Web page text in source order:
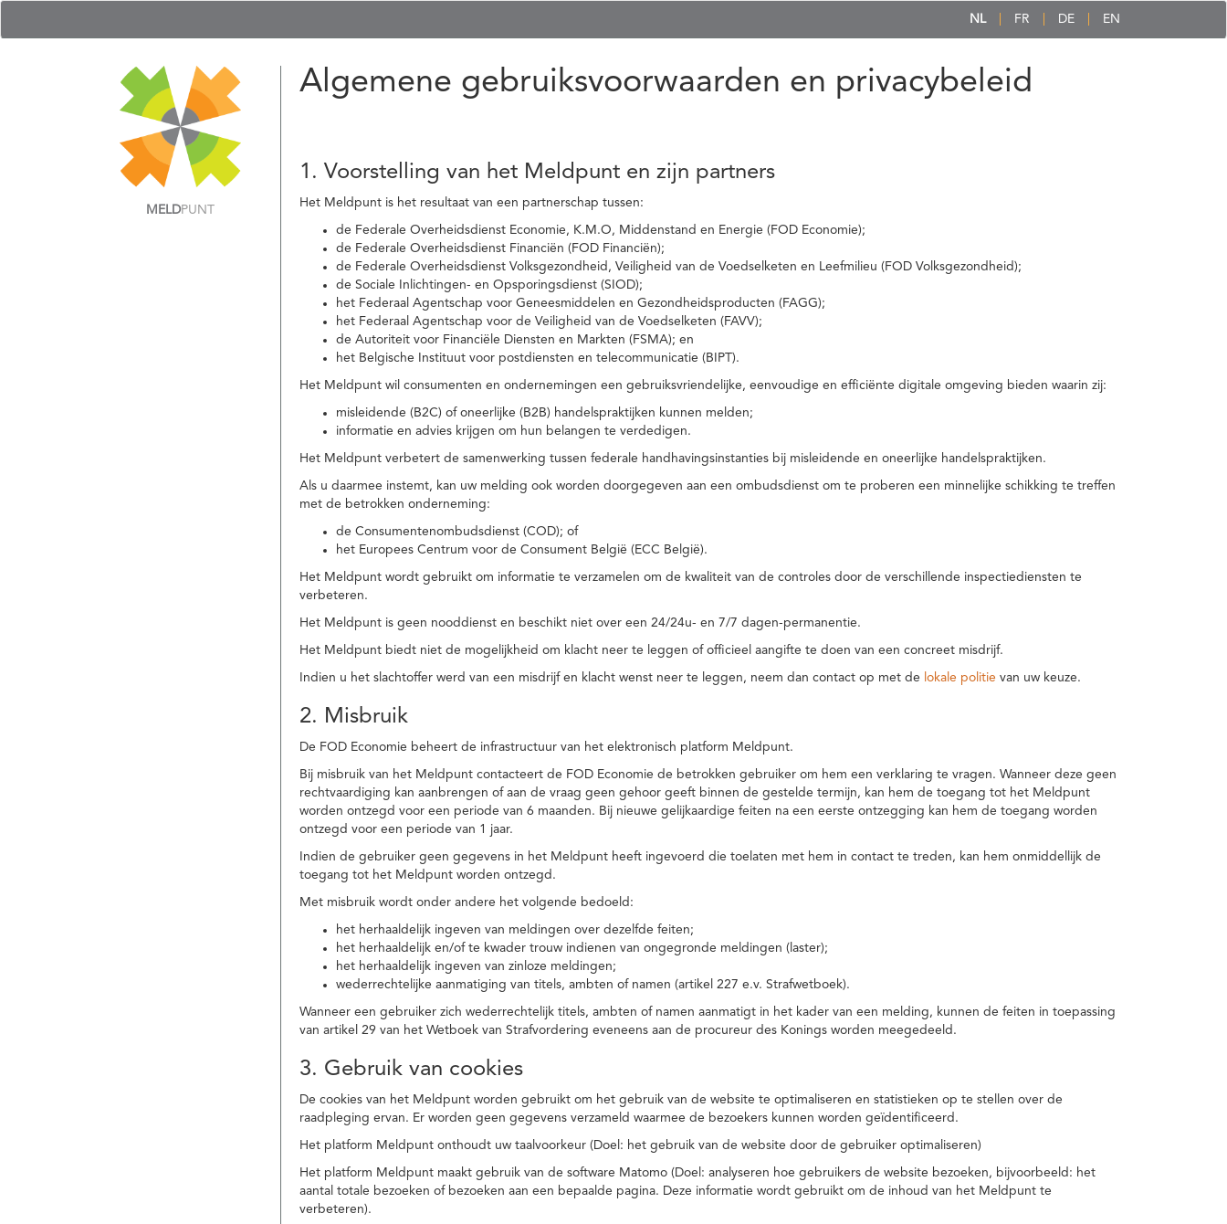
NL FR DE EN
MELDPUNT
Algemene gebruiksvoorwaarden en privacybeleid
1. Voorstelling van het Meldpunt en zijn partners
Het Meldpunt is het resultaat van een partnerschap tussen:
de Federale Overheidsdienst Economie, K.M.O, Middenstand en Energie (FOD Economie);
de Federale Overheidsdienst Financiën (FOD Financiën);
de Federale Overheidsdienst Volksgezondheid, Veiligheid van de Voedselketen en Leefmilieu (FOD Volksgezondheid);
de Sociale Inlichtingen- en Opsporingsdienst (SIOD);
het Federaal Agentschap voor Geneesmiddelen en Gezondheidsproducten (FAGG);
het Federaal Agentschap voor de Veiligheid van de Voedselketen (FAVV);
de Autoriteit voor Financiële Diensten en Markten (FSMA); en
het Belgische Instituut voor postdiensten en telecommunicatie (BIPT).
Het Meldpunt wil consumenten en ondernemingen een gebruiksvriendelijke, eenvoudige en efficiënte digitale omgeving bieden waarin zij:
misleidende (B2C) of oneerlijke (B2B) handelspraktijken kunnen melden;
informatie en advies krijgen om hun belangen te verdedigen.
Het Meldpunt verbetert de samenwerking tussen federale handhavingsinstanties bij misleidende en oneerlijke handelspraktijken.
Als u daarmee instemt, kan uw melding ook worden doorgegeven aan een ombudsdienst om te proberen een minnelijke schikking te treffen
met de betrokken onderneming:
de Consumentenombudsdienst (COD); of
het Europees Centrum voor de Consument België (ECC België).
Het Meldpunt wordt gebruikt om informatie te verzamelen om de kwaliteit van de controles door de verschillende inspectiediensten te
verbeteren.
Het Meldpunt is geen nooddienst en beschikt niet over een 24/24u- en 7/7 dagen-permanentie.
Het Meldpunt biedt niet de mogelijkheid om klacht neer te leggen of officieel aangifte te doen van een concreet misdrijf.
Indien u het slachtoffer werd van een misdrijf en klacht wenst neer te leggen, neem dan contact op met de lokale politie van uw keuze.
2. Misbruik
De FOD Economie beheert de infrastructuur van het elektronisch platform Meldpunt.
Bij misbruik van het Meldpunt contacteert de FOD Economie de betrokken gebruiker om hem een verklaring te vragen. Wanneer deze geen
rechtvaardiging kan aanbrengen of aan de vraag geen gehoor geeft binnen de gestelde termijn, kan hem de toegang tot het Meldpunt
worden ontzegd voor een periode van 6 maanden. Bij nieuwe gelijkaardige feiten na een eerste ontzegging kan hem de toegang worden
ontzegd voor een periode van 1 jaar.
Indien de gebruiker geen gegevens in het Meldpunt heeft ingevoerd die toelaten met hem in contact te treden, kan hem onmiddellijk de
toegang tot het Meldpunt worden ontzegd.
Met misbruik wordt onder andere het volgende bedoeld:
het herhaaldelijk ingeven van meldingen over dezelfde feiten;
het herhaaldelijk en/of te kwader trouw indienen van ongegronde meldingen (laster);
het herhaaldelijk ingeven van zinloze meldingen;
wederrechtelijke aanmatiging van titels, ambten of namen (artikel 227 e.v. Strafwetboek).
Wanneer een gebruiker zich wederrechtelijk titels, ambten of namen aanmatigt in het kader van een melding, kunnen de feiten in toepassing
van artikel 29 van het Wetboek van Strafvordering eveneens aan de procureur des Konings worden meegedeeld.
3. Gebruik van cookies
De cookies van het Meldpunt worden gebruikt om het gebruik van de website te optimaliseren en statistieken op te stellen over de
raadpleging ervan. Er worden geen gegevens verzameld waarmee de bezoekers kunnen worden geïdentificeerd.
Het platform Meldpunt onthoudt uw taalvoorkeur (Doel: het gebruik van de website door de gebruiker optimaliseren)
Het platform Meldpunt maakt gebruik van de software Matomo (Doel: analyseren hoe gebruikers de website bezoeken, bijvoorbeeld: het
aantal totale bezoeken of bezoeken aan een bepaalde pagina. Deze informatie wordt gebruikt om de inhoud van het Meldpunt te
verbeteren).